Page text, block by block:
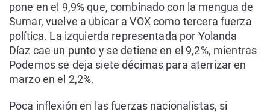
pone en el 9,9% que, combinado con la mengua de
Sumar, vuelve a ubicar a VOX como tercera fuerza
política. La izquierda representada por Yolanda
Díaz cae un punto y se detiene en el 9,2%, mientras
Podemos se deja siete décimas para aterrizar en
marzo en el 2,2%.
Poca inflexión en las fuerzas nacionalistas, si